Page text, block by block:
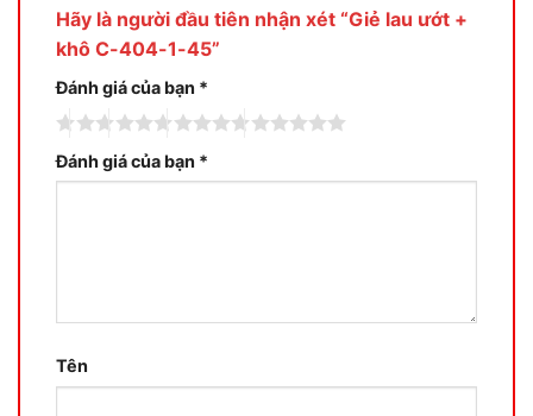
Hãy là người đầu tiên nhận xét “Giẻ lau ướt +
khô C-404-1-45”
Đánh giá của bạn *
Đánh giá của bạn *
Tên